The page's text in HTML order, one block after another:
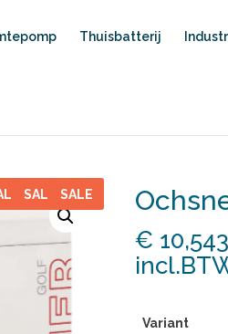
Thuisbatterij
SALE SALE
€
Variant